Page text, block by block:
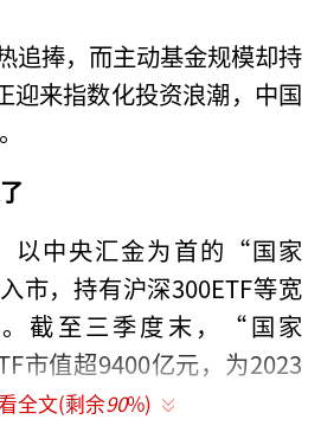
追捧，而主动基金规模却持
迎来指数化投资浪潮，中国
以中央汇金为首的“国家
市，持有沪深300ETF等宽
截至三季度末，“国家
市值超9400亿元，为2023
全文(剩余90%)